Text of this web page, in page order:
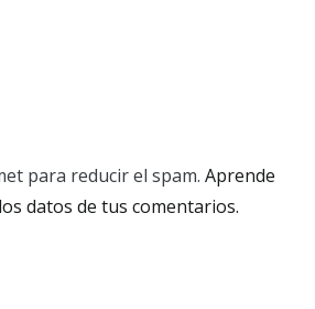
para reducir el spam. Aprende
datos de tus comentarios.